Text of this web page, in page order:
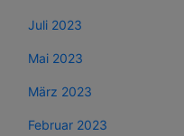
Juli 2023
Mai 2023
März 2023
Februar 2023